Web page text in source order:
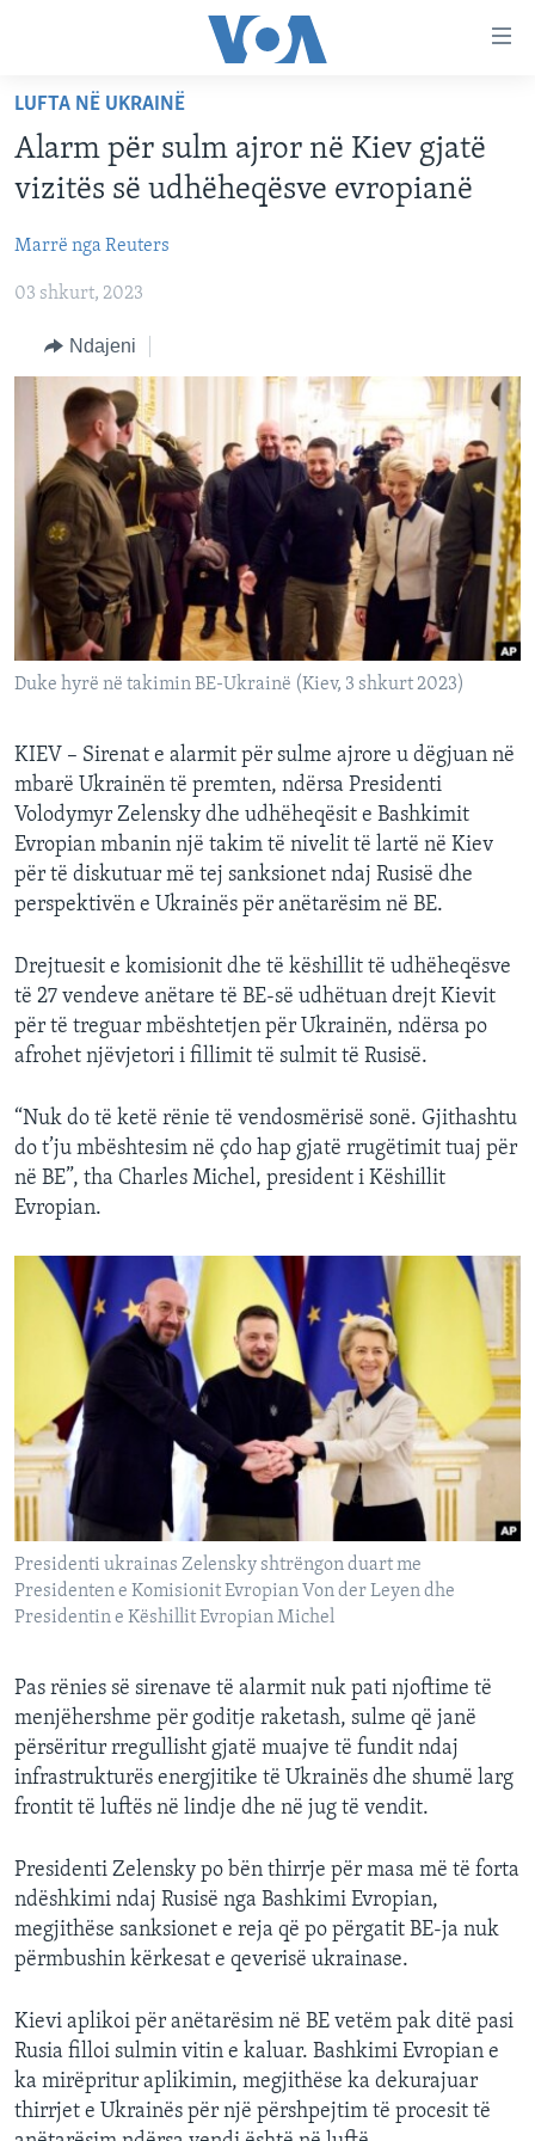
faqen
kryesore
Kalo
tek
faqja
Kalo
kërkimi
FAQJA KRYESORE
KATEGORITË
BALLKANI
EVROPA
BOTA
MJEDISI
KULTURË
SHKENCË DHE TEKNOLOGJI
SHËNDETËSI
INTERVISTA
DITARI
FOLLOW US
Gjuhët
LUFTA NË UKRAINË
Alarm për sulm ajror në Kiev gjatë
vizitës së udhëheqësve evropianë
Marrë nga Reuters
03 shkurt, 2023
Ndajeni
Duke hyrë në takimin BE-Ukrainë (Kiev, 3 shkurt 2023)
KIEV – Sirenat e alarmit për sulme ajrore u dëgjuan në
mbarë Ukrainën të premten, ndërsa Presidenti
Volodymyr Zelensky dhe udhëheqësit e Bashkimit
Evropian mbanin një takim të nivelit të lartë në Kiev
për të diskutuar më tej sanksionet ndaj Rusisë dhe
perspektivën e Ukrainës për anëtarësim në BE.
Drejtuesit e komisionit dhe të këshillit të udhëheqësve
të 27 vendeve anëtare të BE-së udhëtuan drejt Kievit
për të treguar mbështetjen për Ukrainën, ndërsa po
afrohet njëvjetori i fillimit të sulmit të Rusisë.
“Nuk do të ketë rënie të vendosmërisë sonë. Gjithashtu
do t’ju mbështesim në çdo hap gjatë rrugëtimit tuaj për
në BE”, tha Charles Michel, president i Këshillit
Evropian.
Presidenti ukrainas Zelensky shtrëngon duart me
Presidenten e Komisionit Evropian Von der Leyen dhe
Presidentin e Këshillit Evropian Michel
Pas rënies së sirenave të alarmit nuk pati njoftime të
menjëhershme për goditje raketash, sulme që janë
përsëritur rregullisht gjatë muajve të fundit ndaj
infrastrukturës energjitike të Ukrainës dhe shumë larg
frontit të luftës në lindje dhe në jug të vendit.
Presidenti Zelensky po bën thirrje për masa më të forta
ndëshkimi ndaj Rusisë nga Bashkimi Evropian,
megjithëse sanksionet e reja që po përgatit BE-ja nuk
përmbushin kërkesat e qeverisë ukrainase.
Kievi aplikoi për anëtarësim në BE vetëm pak ditë pasi
Rusia filloi sulmin vitin e kaluar. Bashkimi Evropian e
ka mirëpritur aplikimin, megjithëse ka dekurajuar
thirrjet e Ukrainës për një përshpejtim të procesit të